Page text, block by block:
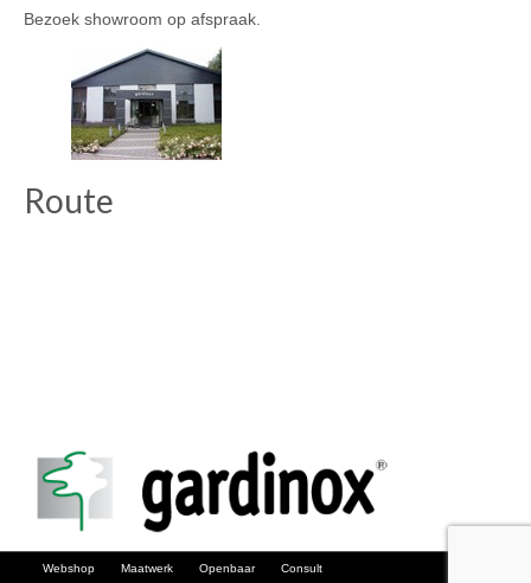
Bezoek showroom op afspraak.
Route
Webshop Maatwerk Openbaar Consult